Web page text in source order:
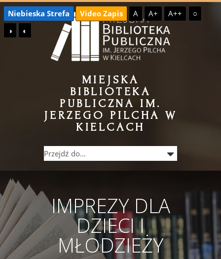
Przejdź
do
treści
Przejdź
do
menu
Niebieska Strefa Video Zapis A A+ A++
○
◑
◐
MIEJSKA
BIBLIOTEKA
PUBLICZNA IM.
JERZEGO PILCHA W
KIELCACH
IMPREZY DLA
DZIECI I
MŁODZIEŻY